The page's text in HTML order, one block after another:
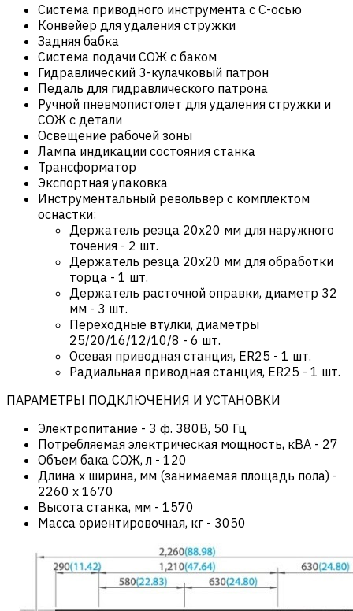
Система приводного инструмента с С-осью
Конвейер для удаления стружки
Задняя бабка
Система подачи СОЖ с баком
Гидравлический 3-кулачковый патрон
Педаль для гидравлического патрона
Ручной пневмопистолет для удаления стружки и
СОЖ с детали
Освещение рабочей зоны
Лампа индикации состояния станка
Трансформатор
Экспортная упаковка
Инструментальный револьвер с комплектом
оснастки:
Держатель резца 20х20 мм для наружного
точения - 2 шт.
Держатель резца 20х20 мм для обработки
торца - 1 шт.
Держатель расточной оправки, диаметр 32
мм - 3 шт.
Переходные втулки, диаметры
25/20/16/12/10/8 - 6 шт.
Осевая приводная станция, ER25 - 1 шт.
Радиальная приводная станция, ER25 - 1 шт.
ПАРАМЕТРЫ ПОДКЛЮЧЕНИЯ И УСТАНОВКИ
Электропитание - 3 ф. 380В, 50 Гц
Потребляемая электрическая мощность, кВА - 27
Объем бака СОЖ, л - 120
Длина х ширина, мм (занимаемая площадь пола) -
2260 x 1670
Высота станка, мм - 1570
Масса ориентировочная, кг - 3050